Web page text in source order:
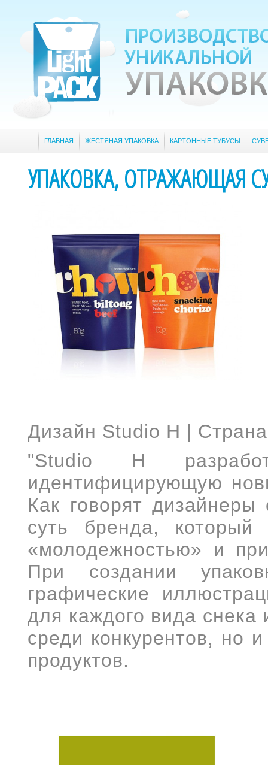
ГЛАВНАЯ ЖЕСТЯНАЯ УПАКОВКА КАРТОННЫЕ ТУБУСЫ
УПАКОВКА, ОТРАЖАЮЩАЯ
Дизайн Studio H |
"Studio H
идентифицирующую
Как говорят
суть бренда,
«молодежностью» и
При создании
графические
для каждого вида снека
среди конкурентов, но
продуктов.